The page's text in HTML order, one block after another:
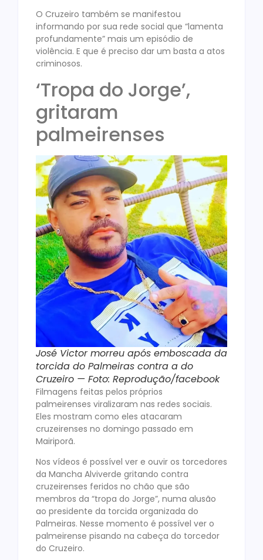
O Cruzeiro também se manifestou
informando por sua rede social que “lamenta
profundamente” mais um episódio de
violência. E que é preciso dar um basta a atos
criminosos.
‘Tropa do Jorge’,
gritaram
palmeirenses
José Victor morreu após emboscada da
torcida do Palmeiras contra a do
Cruzeiro — Foto: Reprodução/facebook
Filmagens feitas pelos próprios
palmeirenses viralizaram nas redes sociais.
Eles mostram como eles atacaram
cruzeirenses no domingo passado em
Mairiporã.
Nos vídeos é possível ver e ouvir os torcedores
da Mancha Alviverde gritando contra
cruzeirenses feridos no chão que são
membros da “tropa do Jorge”, numa alusão
ao presidente da torcida organizada do
Palmeiras. Nesse momento é possível ver o
palmeirense pisando na cabeça do torcedor
do Cruzeiro.